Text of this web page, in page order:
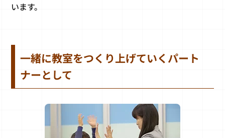
います。
一緒に教室をつくり上げていくパート
ナーとして